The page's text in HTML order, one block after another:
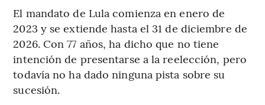
El mandato de Lula comienza en enero de
2023 y se extiende hasta el 31 de diciembre de
2026. Con 77 años, ha dicho que no tiene
intención de presentarse a la reelección, pero
todavía no ha dado ninguna pista sobre su
sucesión.